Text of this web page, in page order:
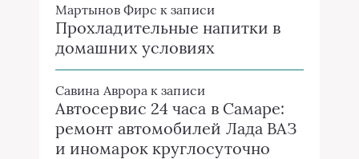
Мартынов Фирс к записи
Прохладительные напитки в
домашних условиях
Савина Аврора к записи
Автосервис 24 часа в Самаре:
ремонт автомобилей Лада ВАЗ
и иномарок круглосуточно